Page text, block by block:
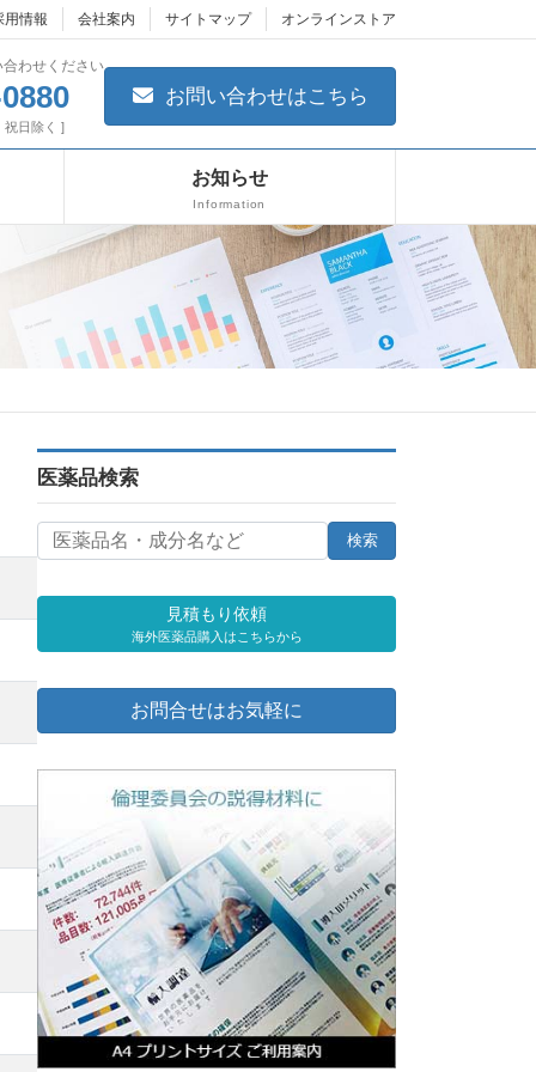
用情報 会社案内 サイトマップ オンラインストア
わせください
祝日除く ]
お問い合わせはこちら
お知らせ
Information
医薬品検索
見積もり依頼
海外医薬品購入はこちらから
お問合せはお気軽に